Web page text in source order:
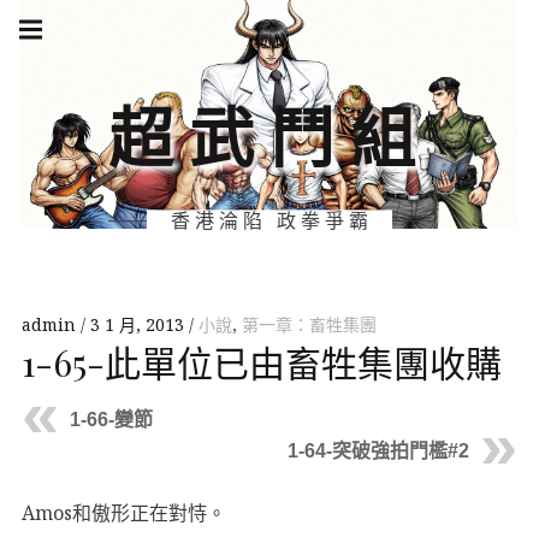
Skip
超武鬥組
香港淪陷 政拳爭霸
navigation
admin 3 1 月, 2013 小說, 第一章：畜牲集團
1-65-此單位已由畜牲集團收購
1-66-變節
1-64-突破強拍門檻#2
Amos和傲形正在對恃。